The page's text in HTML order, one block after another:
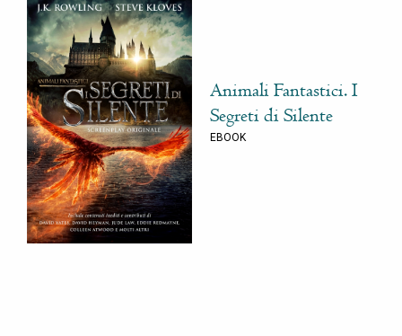
Animali Fantastici. I
Segreti di Silente
EBOOK